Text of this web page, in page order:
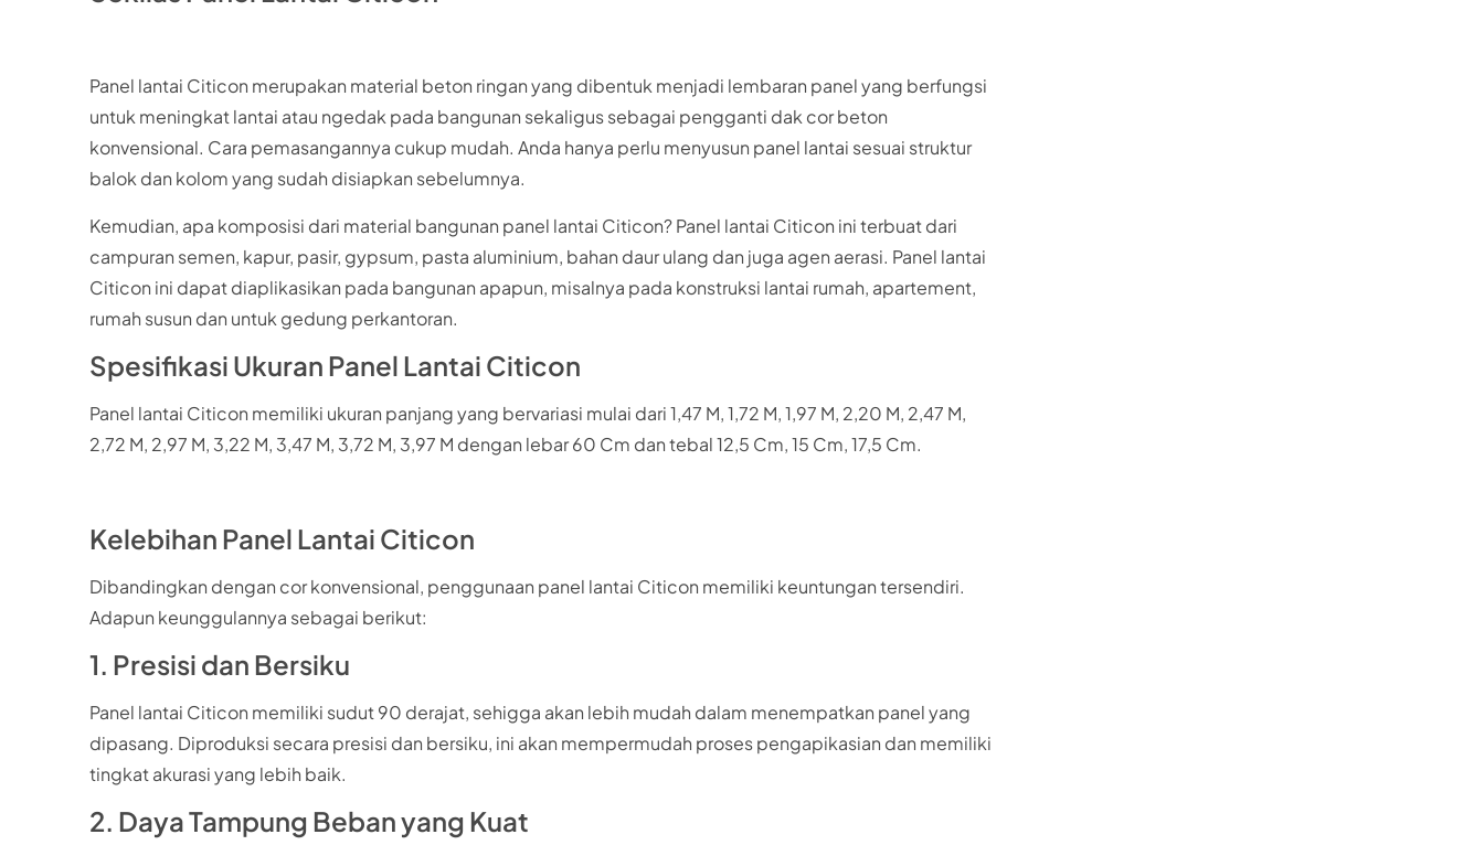
Panel lantai Citicon merupakan material beton ringan yang dibentuk menjadi lembaran panel yang berfungsi
untuk meningkat lantai atau ngedak pada bangunan sekaligus sebagai pengganti dak cor beton
konvensional. Cara pemasangannya cukup mudah. Anda hanya perlu menyusun panel lantai sesuai struktur
balok dan kolom yang sudah disiapkan sebelumnya.
Kemudian, apa komposisi dari material bangunan panel lantai Citicon? Panel lantai Citicon ini terbuat dari
campuran semen, kapur, pasir, gypsum, pasta aluminium, bahan daur ulang dan juga agen aerasi. Panel lantai
Citicon ini dapat diaplikasikan pada bangunan apapun, misalnya pada konstruksi lantai rumah, apartement,
rumah susun dan untuk gedung perkantoran.
Spesifikasi Ukuran Panel Lantai Citicon
Panel lantai Citicon memiliki ukuran panjang yang bervariasi mulai dari 1,47 M, 1,72 M, 1,97 M, 2,20 M, 2,47 M,
2,72 M, 2,97 M, 3,22 M, 3,47 M, 3,72 M, 3,97 M dengan lebar 60 Cm dan tebal 12,5 Cm, 15 Cm, 17,5 Cm.
Kelebihan Panel Lantai Citicon
Dibandingkan dengan cor konvensional, penggunaan panel lantai Citicon memiliki keuntungan tersendiri.
Adapun keunggulannya sebagai berikut:
1. Presisi dan Bersiku
Panel lantai Citicon memiliki sudut 90 derajat, sehigga akan lebih mudah dalam menempatkan panel yang
dipasang. Diproduksi secara presisi dan bersiku, ini akan mempermudah proses pengapikasian dan memiliki
tingkat akurasi yang lebih baik.
2. Daya Tampung Beban yang Kuat